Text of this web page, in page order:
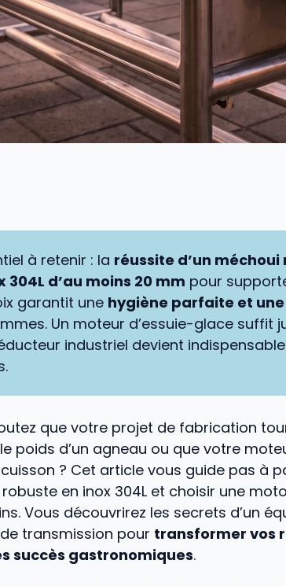
à retenir : la réussite d’un
304L d’au moins 20 mm pour
garantit une hygiène parfaite et
Un moteur d’essuie-glace suffit
industriel devient
que votre projet de fabrication
poids d’un agneau ou que votre
? Cet article vous guide pas à
en inox 304L et choisir une
Vous découvrirez les secrets d’un
transmission pour transformer vos
succès gastronomiques.